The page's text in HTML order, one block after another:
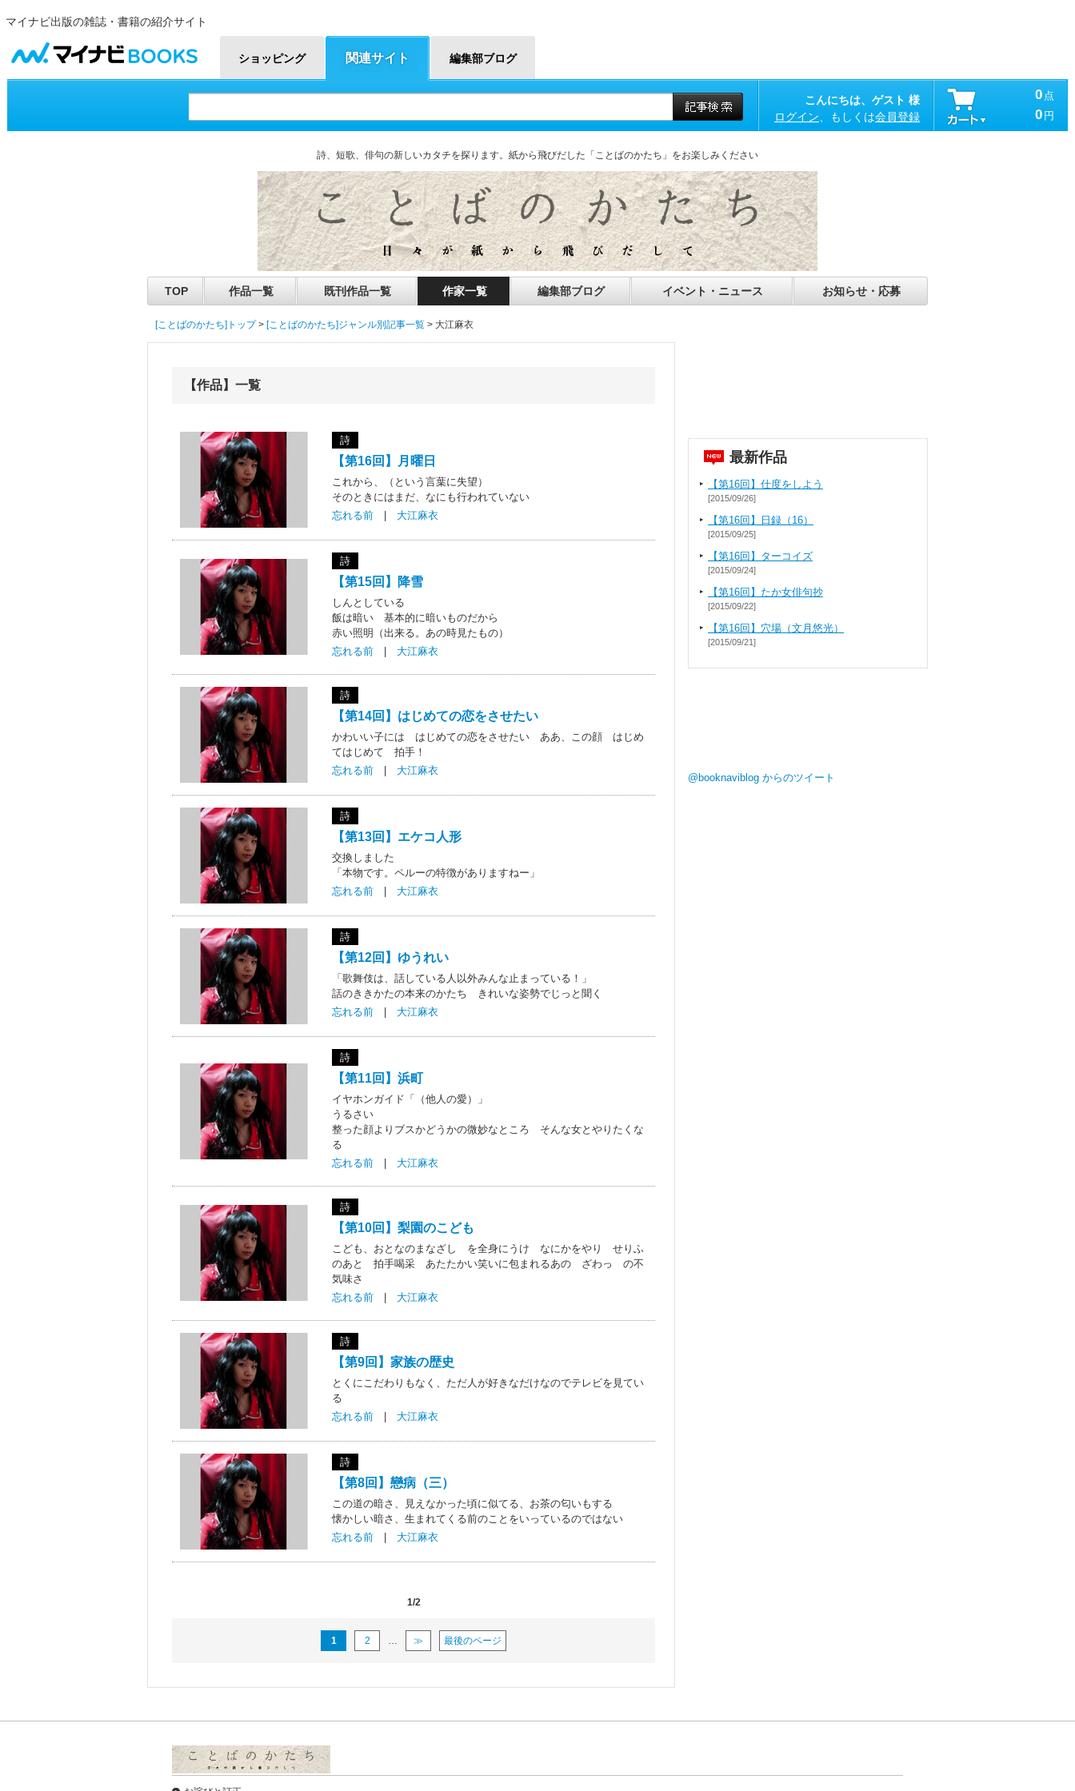
マイナビ出版の雑誌・書籍の紹介サイト
マイナビBOOKS
ショッピング 関連サイト 編集部ブログ
こんにちは、ゲスト 様
ログイン 、もしくは会員登録
0 点
0 円
詩、短歌、俳句の新しいカタチを探ります。紙から飛びだした「ことばのかたち」をお楽しみください
TOP 作品一覧 既刊作品一覧 作家一覧 編集部ブログ イベント・ニュース お知らせ・応募
[ことばのかたち]トップ> [ことばのかたち]ジャンル別記事一覧 > 大江麻衣
【作品】一覧
詩
【第16回】月曜日
これから、（という言葉に失望）
そのときにはまだ、なにも行われていない
忘れる前
大江麻衣
詩
【第15回】降雪
しんとしている
飯は暗い 基本的に暗いものだから
赤い照明（出来る。あの時見たもの）
忘れる前
大江麻衣
詩
【第14回】はじめての恋をさせたい
かわいい子には はじめての恋をさせたい ああ、この顔 はじめ
てはじめて 拍手！
忘れる前
大江麻衣
詩
【第13回】エケコ人形
交換しました
「本物です。ペルーの特徴がありますねー」
忘れる前
大江麻衣
詩
【第12回】ゆうれい
「歌舞伎は、話している人以外みんな止まっている！」
話のききかたの本来のかたち きれいな姿勢でじっと聞く
忘れる前
大江麻衣
詩
【第11回】浜町
イヤホンガイド「（他人の愛）」
うるさい
整った顔よりブスかどうかの微妙なところ そんな女とやりたくな
る
忘れる前
大江麻衣
詩
【第10回】梨園のこども
こども、おとなのまなざし を全身にうけ なにかをやり せりふ
のあと 拍手喝采 あたたかい笑いに包まれるあの ざわっ の不
気味さ
忘れる前
大江麻衣
詩
【第9回】家族の歴史
とくにこだわりもなく、ただ人が好きなだけなのでテレビを見てい
る
忘れる前
大江麻衣
詩
【第8回】戀病（三）
この道の暗さ、見えなかった頃に似てる、お茶の匂いもする
懐かしい暗さ、生まれてくる前のことをいっているのではない
忘れる前
大江麻衣
1/2
1 2 … ≫ 最後のページ
最新作品
【第16回】仕度をしよう
[2015/09/26]
【第16回】日録（16）
[2015/09/25]
【第16回】ターコイズ
[2015/09/24]
【第16回】たか女俳句抄
[2015/09/22]
【第16回】穴場（文月悠光）
[2015/09/21]
@booknaviblog からのツイート